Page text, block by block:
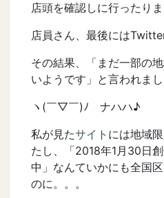
店頭を確認しに行ったり
店員さん、最後には
その結果、「まだ一部の
いようです」と言われまし
ヽ(￣▽￣)ﾉ ナハハ♪
私が見たサイト には地域
たし、「2018年1月30日
中」なんていかにも全国
のに。。。